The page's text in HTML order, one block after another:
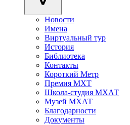
Новости
Имена
Виртуальный тур
История
Библиотека
Контакты
Короткий Метр
Премия МХТ
Школа-студия МХАТ
Музей МХАТ
Благодарности
Документы